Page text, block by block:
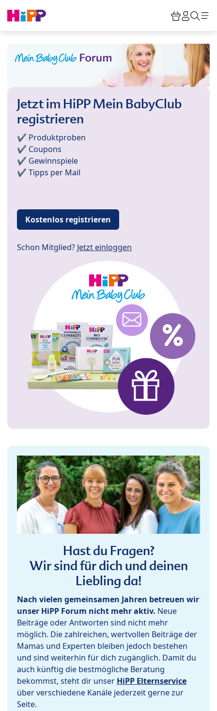
HiPP
Jetzt im HiPP Mein BabyClub
registrieren
✔️ Produktproben
✔️ Coupons
✔️ Gewinnspiele
✔️ Tipps per Mail
Kostenlos registrieren
Schon Mitglied? Jetzt einloggen
Hast du Fragen?
Wir sind für dich und deinen
Liebling da!
Nach vielen gemeinsamen Jahren betreuen wir
unser HiPP Forum nicht mehr aktiv. Neue
Beiträge oder Antworten sind nicht mehr
möglich. Die zahlreichen, wertvollen Beiträge der
Mamas und Experten bleiben jedoch bestehen
und sind weiterhin für dich zugänglich. Damit du
auch künftig die bestmögliche Beratung
bekommst, steht dir unser HiPP Elternservice
über verschiedene Kanäle jederzeit gerne zur
Seite.